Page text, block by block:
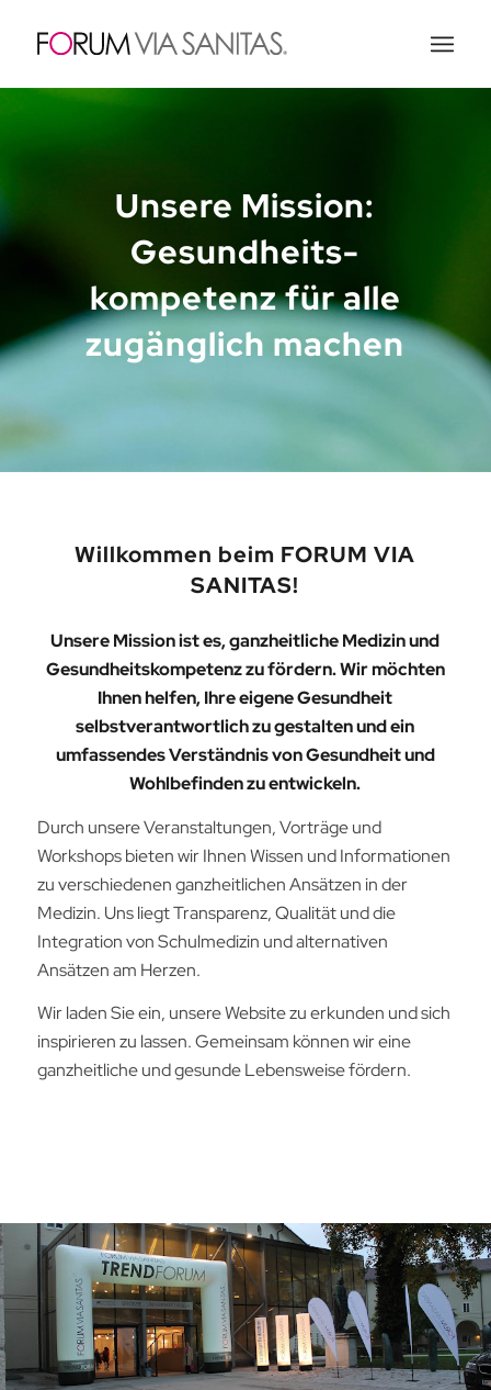
Unsere Mission:
Gesundheits-
kompetenz für alle
zugänglich machen
Willkommen beim FORUM VIA
SANITAS!
Unsere Mission ist es, ganzheitliche Medizin und
Gesundheitskompetenz zu fördern. Wir möchten
Ihnen helfen, Ihre eigene Gesundheit
selbstverantwortlich zu gestalten und ein
umfassendes Verständnis von Gesundheit und
Wohlbefinden zu entwickeln.
Durch unsere Veranstaltungen, Vorträge und
Workshops bieten wir Ihnen Wissen und Informationen
zu verschiedenen ganzheitlichen Ansätzen in der
Medizin. Uns liegt Transparenz, Qualität und die
Integration von Schulmedizin und alternativen
Ansätzen am Herzen.
Wir laden Sie ein, unsere Website zu erkunden und sich
inspirieren zu lassen. Gemeinsam können wir eine
ganzheitliche und gesunde Lebensweise fördern.